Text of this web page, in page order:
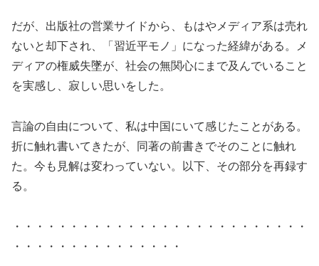
だが、出版社の営業サイドから、もはやメディア系は売れ
ないと却下され、「習近平モノ」になった経緯がある。メ
ディアの権威失墜が、社会の無関心にまで及んでいること
を実感し、寂しい思いをした。
言論の自由について、私は中国にいて感じたことがある。
折に触れ書いてきたが、同著の前書きでそのことに触れ
た。今も見解は変わっていない。以下、その部分を再録す
る。
・・・・・・・・・・・・・・・・・・・・・・・・・・
・・・・・・・・・・・・・・・